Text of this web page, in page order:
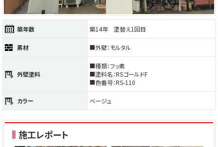
築年数 築14年 塗替え1回目
素材 ■外壁：モルタル
外壁塗料
■種類：フッ素
■塗料名：RSゴールドF
■色番号：RS-110
カラー ベージュ
施工レポート